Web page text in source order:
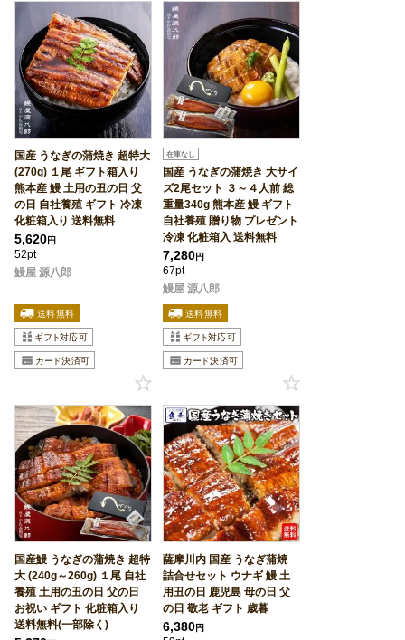
国産 うなぎの蒲焼き 超特大
(270g) １尾 ギフト箱入り
熊本産 鰻 土用の丑の日 父
の日 自社養殖 ギフト 冷凍
化粧箱入り 送料無料
5,620円
52pt
鰻屋 源八郎
在庫なし
国産 うなぎの蒲焼き 大サイ
ズ2尾セット ３～４人前 総
重量340g 熊本産 鰻 ギフト
自社養殖 贈り物 プレゼント
冷凍 化粧箱入 送料無料
7,280円
67pt
鰻屋 源八郎
国産鰻 うなぎの蒲焼き 超特
大 (240g～260g) １尾 自社
養殖 土用の丑の日 父の日
お祝い ギフト 化粧箱入り
送料無料(一部除く)
薩摩川内 国産 うなぎ蒲焼
詰合せセット ウナギ 鰻 土
用丑の日 鹿児島 母の日 父
の日 敬老 ギフト 歳暮
6,380円